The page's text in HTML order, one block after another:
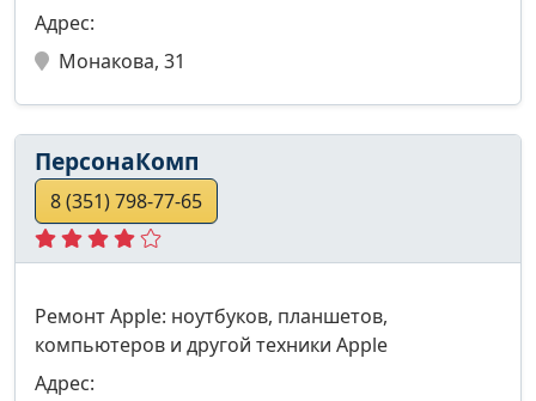
Адрес:
Монакова, 31
ПерсонаКомп
8 (351) 798-77-65
Ремонт Apple: ноутбуков, планшетов,
компьютеров и другой техники Apple
Адрес: